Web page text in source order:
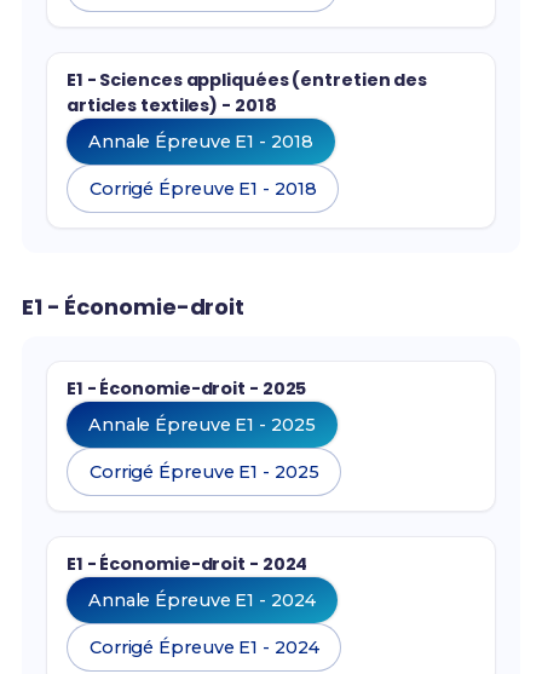
E1 - Sciences appliquées (entretien des
articles textiles) - 2018
Annale Épreuve E1 - 2018
Corrigé Épreuve E1 - 2018
E1 - Économie-droit
E1 - Économie-droit - 2025
Annale Épreuve E1 - 2025
Corrigé Épreuve E1 - 2025
E1 - Économie-droit - 2024
Annale Épreuve E1 - 2024
Corrigé Épreuve E1 - 2024